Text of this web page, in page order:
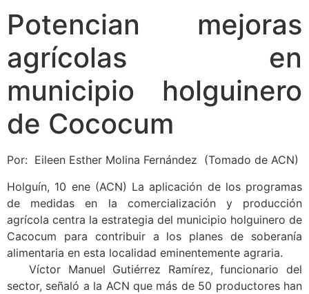
Potencian mejoras
agrícolas en
municipio holguinero
de Cococum
Por: Eileen Esther Molina Fernández (Tomado de ACN)
Holguín, 10 ene (ACN) La aplicación de los programas
de medidas en la comercialización y producción
agrícola centra la estrategia del municipio holguinero de
Cacocum para contribuir a los planes de soberanía
alimentaria en esta localidad eminentemente agraria.
Víctor Manuel Gutiérrez Ramírez, funcionario del
sector, señaló a la ACN que más de 50 productores han